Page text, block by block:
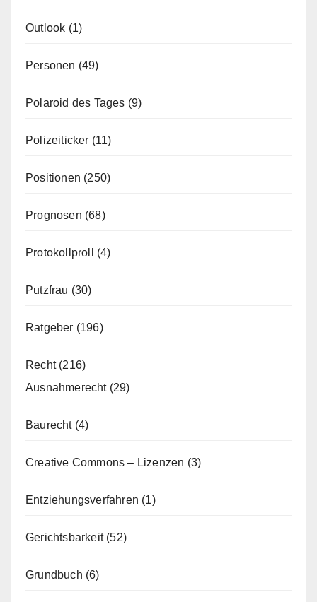
Outlook (1)
Personen (49)
Polaroid des Tages (9)
Polizeiticker (11)
Positionen (250)
Prognosen (68)
Protokollproll (4)
Putzfrau (30)
Ratgeber (196)
Recht(216)
Ausnahmerecht(29)
Baurecht(4)
Creative Commons – Lizenzen (3)
Entziehungsverfahren (1)
Gerichtsbarkeit(52)
Grundbuch (6)